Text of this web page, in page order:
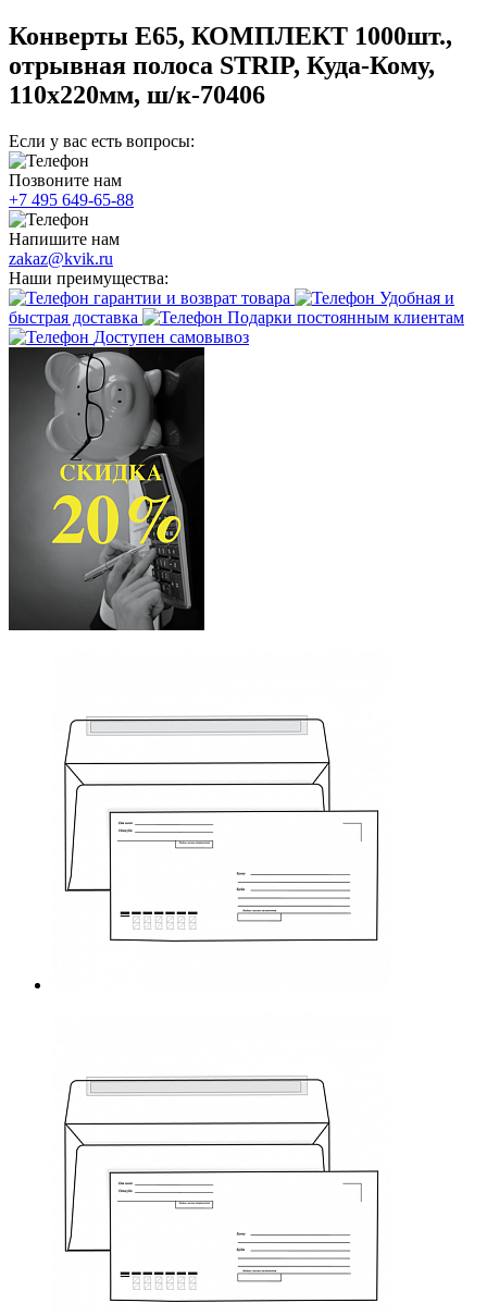
Конверты Е65, КОМПЛЕКТ 1000шт.,
отрывная полоса STRIP, Куда-Кому,
110х220мм, ш/к-70406
Если у вас есть вопросы:
Позвоните нам
+7 495 649-65-88
Напишите нам
zakaz@kvik.ru
Наши преимущества:
гарантии и возврат товара
Удобная и
быстрая доставка
Подарки постоянным клиентам
Доступен самовывоз